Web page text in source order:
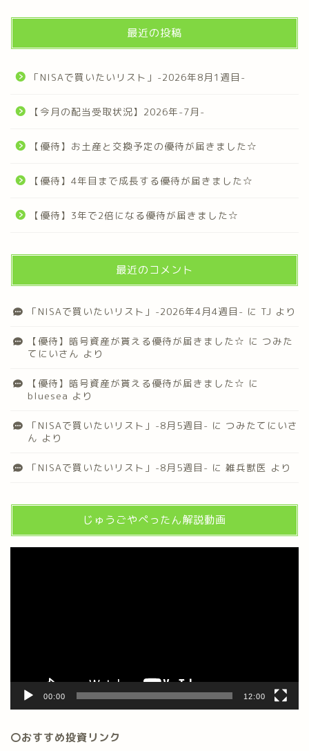
最近の投稿
「NISAで買いたいリスト」-2026年8月1週目-
【今月の配当受取状況】2026年-7月-
【優待】お土産と交換予定の優待が届きました☆
【優待】4年目まで成長する優待が届きました☆
【優待】3年で2倍になる優待が届きました☆
最近のコメント
「NISAで買いたいリスト」-2026年4月4週目- に TJ より
【優待】暗号資産が貰える優待が届きました☆ に つみた
てにいさん より
【優待】暗号資産が貰える優待が届きました☆ に
bluesea より
「NISAで買いたいリスト」-8月5週目- に つみたてにいさ
ん より
「NISAで買いたいリスト」-8月5週目- に 雑兵獣医 より
じゅうごやぺったん解説動画
00:00 12:00
〇おすすめ投資リンク